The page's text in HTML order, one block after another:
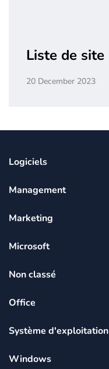
Liste de site
20 December 2023
Logiciels
Management
Marketing
Microsoft
Non classé
Office
Système d'exploitation
Windows